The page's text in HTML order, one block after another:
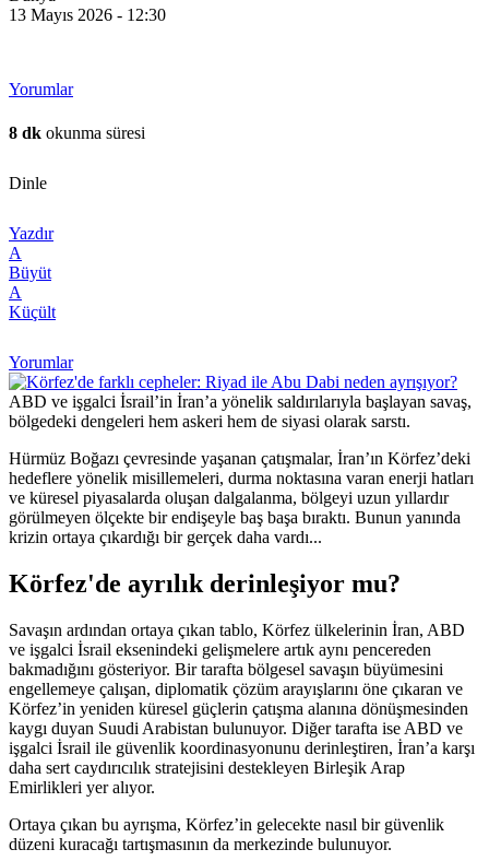
13 Mayıs 2026 - 12:30
Yorumlar
8 dk okunma süresi
Dinle
Yazdır
A
Büyüt
A
Küçült
Yorumlar
ABD ve işgalci İsrail’in İran’a yönelik saldırılarıyla başlayan savaş,
bölgedeki dengeleri hem askeri hem de siyasi olarak sarstı.
Hürmüz Boğazı çevresinde yaşanan çatışmalar, İran’ın Körfez’deki
hedeflere yönelik misillemeleri, durma noktasına varan enerji hatları
ve küresel piyasalarda oluşan dalgalanma, bölgeyi uzun yıllardır
görülmeyen ölçekte bir endişeyle baş başa bıraktı. Bunun yanında
krizin ortaya çıkardığı bir gerçek daha vardı...
Körfez'de ayrılık derinleşiyor mu?
Savaşın ardından ortaya çıkan tablo, Körfez ülkelerinin İran, ABD
ve işgalci İsrail eksenindeki gelişmelere artık aynı pencereden
bakmadığını gösteriyor. Bir tarafta bölgesel savaşın büyümesini
engellemeye çalışan, diplomatik çözüm arayışlarını öne çıkaran ve
Körfez’in yeniden küresel güçlerin çatışma alanına dönüşmesinden
kaygı duyan Suudi Arabistan bulunuyor. Diğer tarafta ise ABD ve
işgalci İsrail ile güvenlik koordinasyonunu derinleştiren, İran’a karşı
daha sert caydırıcılık stratejisini destekleyen Birleşik Arap
Emirlikleri yer alıyor.
Ortaya çıkan bu ayrışma, Körfez’in gelecekte nasıl bir güvenlik
düzeni kuracağı tartışmasının da merkezinde bulunuyor.